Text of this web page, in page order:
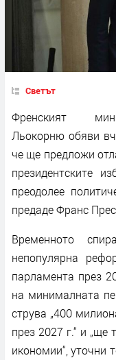
Светът
Френският
Льокорню обяви
че ще предложи
президентските
преодолее
предаде Франс
Временното
непопулярна
парламента през
на минималната
струва „400
през 2027 г.“ и
икономии“, уточни